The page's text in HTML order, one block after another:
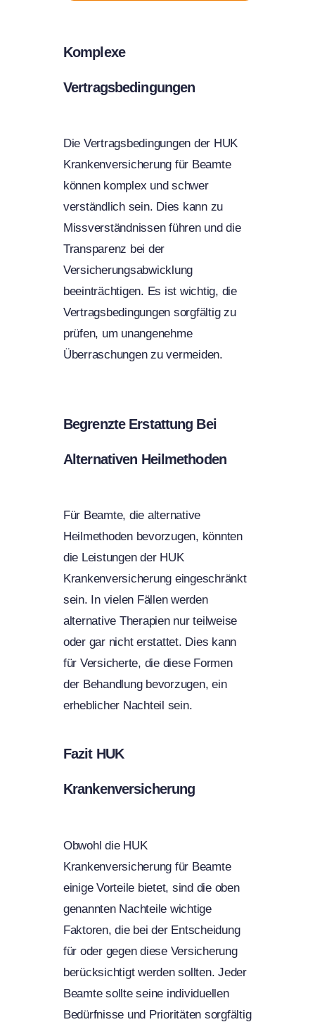
Komplexe
Vertragsbedingungen
Die Vertragsbedingungen der HUK
Krankenversicherung für Beamte
können komplex und schwer
verständlich sein. Dies kann zu
Missverständnissen führen und die
Transparenz bei der
Versicherungsabwicklung
beeinträchtigen. Es ist wichtig, die
Vertragsbedingungen sorgfältig zu
prüfen, um unangenehme
Überraschungen zu vermeiden.
Begrenzte Erstattung Bei
Alternativen Heilmethoden
Für Beamte, die alternative
Heilmethoden bevorzugen, könnten
die Leistungen der HUK
Krankenversicherung eingeschränkt
sein. In vielen Fällen werden
alternative Therapien nur teilweise
oder gar nicht erstattet. Dies kann
für Versicherte, die diese Formen
der Behandlung bevorzugen, ein
erheblicher Nachteil sein.
Fazit HUK
Krankenversicherung
Obwohl die HUK
Krankenversicherung für Beamte
einige Vorteile bietet, sind die oben
genannten Nachteile wichtige
Faktoren, die bei der Entscheidung
für oder gegen diese Versicherung
berücksichtigt werden sollten. Jeder
Beamte sollte seine individuellen
Bedürfnisse und Prioritäten sorgfältig